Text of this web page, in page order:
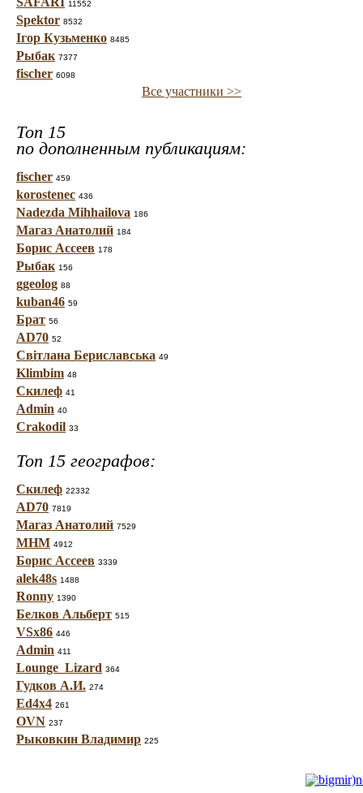
11552
Spektor 8532
Ігор Кузьменко 8485
Рыбак 7377
fischer 6098
Все участники >>
Топ 15
по дополненным публикациям:
fischer 459
korostenec 436
Nadezda Mihhailova 186
Магаз Анатолий 184
Борис Ассеев 178
Рыбак 156
ggeolog 88
kuban46 59
Брат 56
AD70 52
Світлана Бериславська 49
Klimbim 48
Скилеф 41
Admin 40
Crakodil 33
Топ 15 географов:
Скилеф 22332
AD70 7819
Магаз Анатолий 7529
МНМ 4912
Борис Ассеев 3339
alek48s 1488
Ronny 1390
Белков Альберт 515
VSx86 446
Admin 411
Lounge_Lizard 364
Гудков А.И. 274
Ed4x4 261
OVN 237
Рыковкин Владимир 225